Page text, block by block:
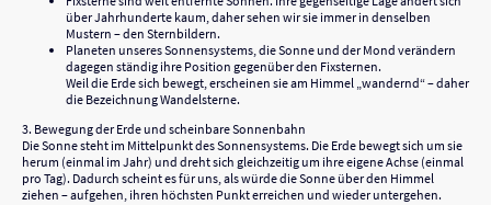
über Jahrhunderte kaum, daher sehen wir sie immer in denselben
Mustern – den Sternbildern.
Planeten unseres Sonnensystems, die Sonne und der Mond verändern
dagegen ständig ihre Position gegenüber den Fixsternen.
Weil die Erde sich bewegt, erscheinen sie am Himmel „wandernd“ – daher
die Bezeichnung Wandelsterne.
3. Bewegung der Erde und scheinbare Sonnenbahn
Die Sonne steht im Mittelpunkt des Sonnensystems. Die Erde bewegt sich um sie
herum (einmal im Jahr) und dreht sich gleichzeitig um ihre eigene Achse (einmal
pro Tag). Dadurch scheint es für uns, als würde die Sonne über den Himmel
ziehen – aufgehen, ihren höchsten Punkt erreichen und wieder untergehen.